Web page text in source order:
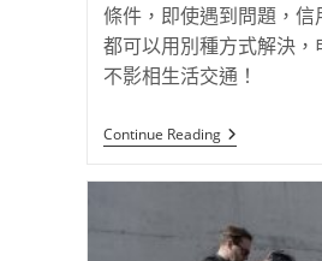
條件，即使遇到問題，
都可以用別種方式解決，
不影相生活交通！
Continue Reading